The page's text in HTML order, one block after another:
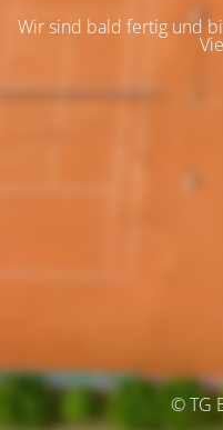
Wir sind bald fertig und
© TG